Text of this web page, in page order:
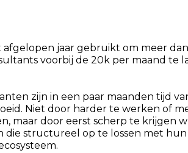
jaar gebruikt om meer
voorbij de 20k per maand te
zijn in een paar maanden tijd
Niet door harder te werken of
maar door eerst scherp te krijgen
die structureel op te lossen met hun